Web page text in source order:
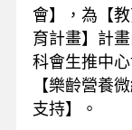
會】，為【
育計畫】計
科會生推中
【樂齡營養
支持】。